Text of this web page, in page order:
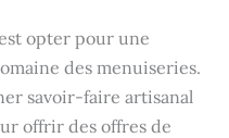
opter pour une
des menuiseries.
savoir-faire artisanal
offrir des offres de